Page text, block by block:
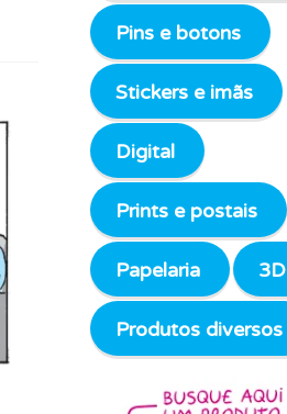
Pins e botons
Stickers e imãs
Digital
Prints e postais
Papelaria 3D
Produtos diversos